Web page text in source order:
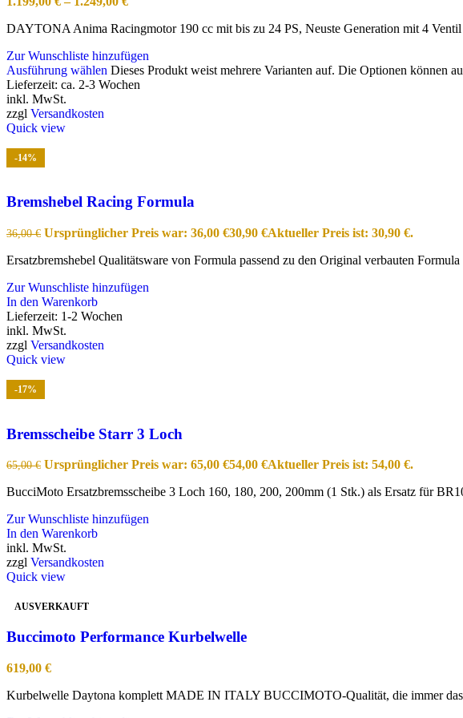
DAYTONA Anima Racingmotor 190 cc mit bis zu 24 PS, Neuste Generation mit 4
Zur Wunschliste hinzufügen
Ausführung wählen Dieses Produkt weist mehrere Varianten auf. Die Optionen können
Lieferzeit: ca. 2-3 Wochen
inkl. MwSt.
zzgl Versandkosten
Quick view
-14%
Bremshebel Racing Formula
36,00€ Ursprünglicher Preis war: 36,00 €30,90 €Aktueller Preis ist: 30,90 €.
Ersatzbremshebel Qualitätsware von Formula passend zu den Original verbauten
Zur Wunschliste hinzufügen
In den Warenkorb
Lieferzeit: 1-2 Wochen
inkl. MwSt.
zzgl Versandkosten
Quick view
-17%
Bremsscheibe Starr 3 Loch
65,00€ Ursprünglicher Preis war: 65,00 €54,00 €Aktueller Preis ist: 54,00 €.
BucciMoto Ersatzbremsscheibe 3 Loch 160, 180, 200, 200mm (1 Stk.) als Ersatz für
Zur Wunschliste hinzufügen
In den Warenkorb
inkl. MwSt.
zzgl Versandkosten
Quick view
AUSVERKAUFT
Buccimoto Performance Kurbelwelle
619,00 €
Kurbelwelle Daytona komplett MADE IN ITALY BUCCIMOTO-Qualität, die immer